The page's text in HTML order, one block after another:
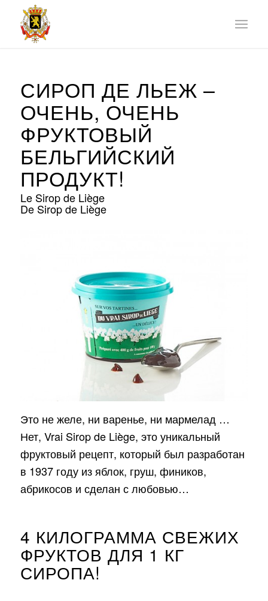
СИРОП ДЕ ЛЬЕЖ –
ОЧЕНЬ, ОЧЕНЬ
ФРУКТОВЫЙ
БЕЛЬГИЙСКИЙ
ПРОДУКТ!
Le Sirop de Liège
De Sirop de Liège
Это не желе, ни варенье, ни мармелад …
Нет, Vrai Sirop de Liège, это уникальный
фруктовый рецепт, который был разработан
в 1937 году из яблок, груш, фиников,
абрикосов и сделан с любовью…
4 КИЛОГРАММА СВЕЖИХ
ФРУКТОВ ДЛЯ 1 КГ
СИРОПА!